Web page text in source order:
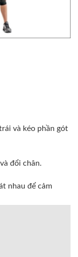
và kéo phần gót
đổi chân.
nhau để cảm